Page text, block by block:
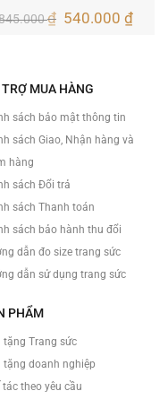
₫ Giá
540.000₫Giá
TRỢ MUA HÀNG
sách bảo mật thông tin
sách Giao, Nhận hàng và
hàng
sách Đổi trả
sách Thanh toán
sách bảo hành thu đổi
dẫn đo size trang sức
dẫn sử dụng trang sức
PHẨM
tặng Trang sức
tặng doanh nghiệp
tác theo yêu cầu